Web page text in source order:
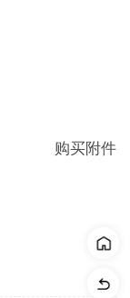
购买附件